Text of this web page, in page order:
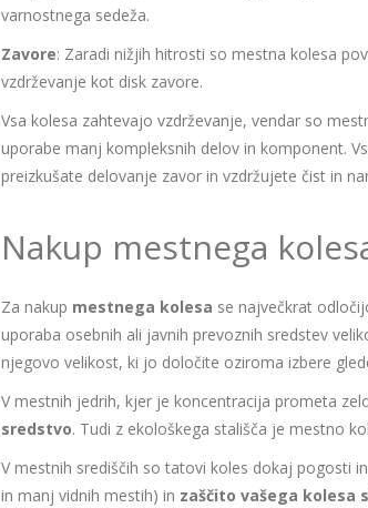
varnostnega sedeža.
Zavore: Zaradi nižjih hitrosti so mestna kolesa
vzdrževanje kot disk zavore.
Vsa kolesa zahtevajo vzdrževanje, vendar so
uporabe manj kompleksnih delov in komponent.
preizkušate delovanje zavor in vzdržujete čist in
Nakup mestnega
Za nakup mestnega kolesa se največkrat
uporaba osebnih ali javnih prevoznih sredstev
njegovo velikost, ki jo določite oziroma izbere
V mestnih jedrih, kjer je koncentracija prometa
sredstvo. Tudi z ekološkega stališča je mestno
V mestnih središčih so tatovi koles dokaj pogosti
in manj vidnih mestih) in zaščito vašega kolesa